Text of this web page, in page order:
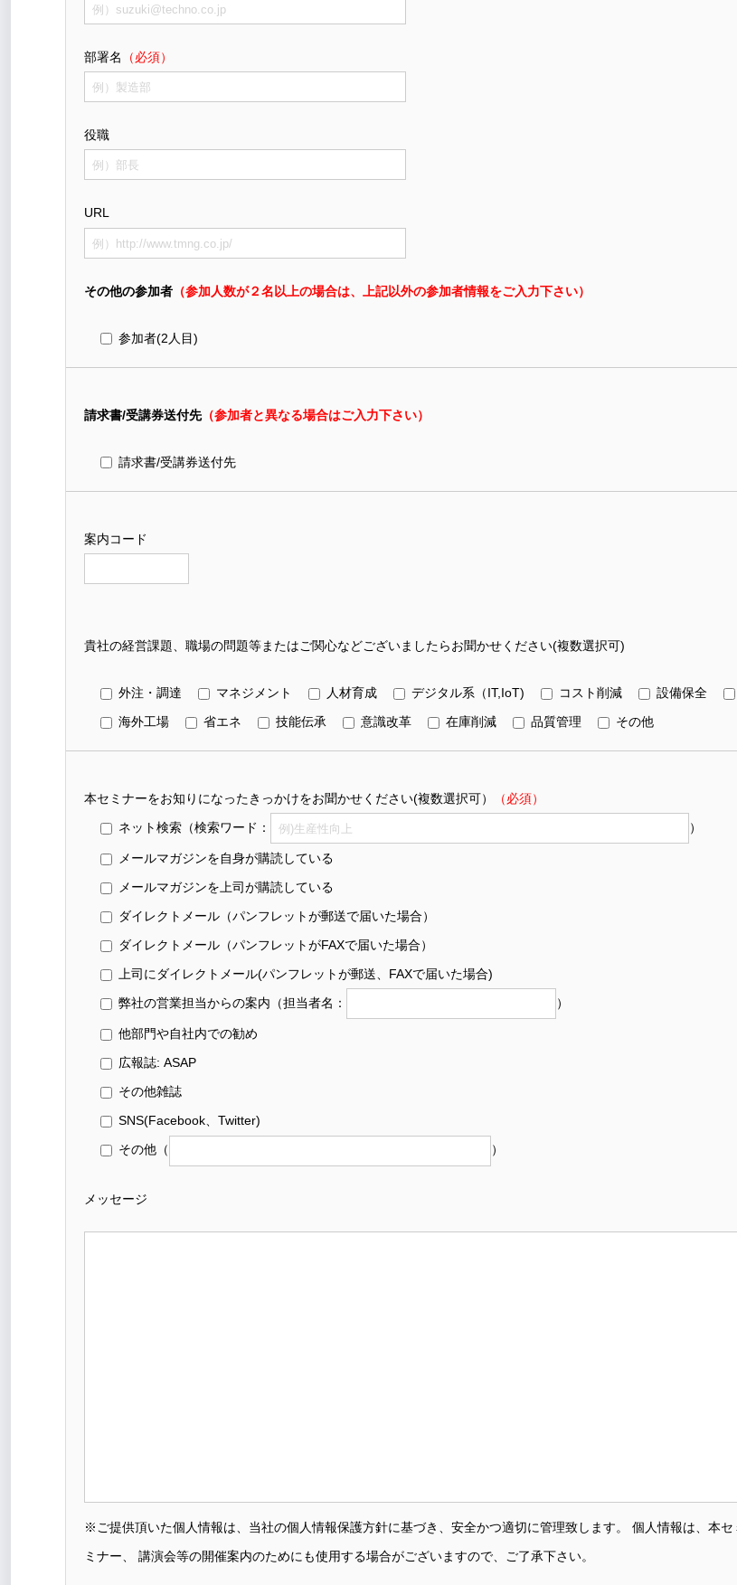
部署名 （必須）
役職
URL
その他の参加者 （参加人数が２名以上の場合は、上記以外の参加者情報をご入力下さい）
参加者(2人目)
請求書/受講券送付先（参加者と異なる場合はご入力下さい）
請求書/受講券送付先
案内コード
貴社の経営課題、職場の問題等またはご関心などございましたらお聞かせください(複数選択可)
外注・調達 マネジメント 人材育成 デジタル系（IT,IoT) コスト削減 設備保全
海外工場
省エネ 技能伝承 意識改革 在庫削減 品質管理 その他
本セミナーをお知りになったきっかけをお聞かせください(複数選択可）
（必須）
ネット検索 （検索ワード： ）
メールマガジンを自身が購読している
メールマガジンを上司が購読している
ダイレクトメール（パンフレットが郵送で届いた場合）
ダイレクトメール（パンフレットがFAXで届いた場合）
上司にダイレクトメール(パンフレットが郵送、FAXで届いた場合)
弊社の営業担当からの案内 （担当者名： ）
他部門や自社内での勧め
広報誌: ASAP
その他雑誌
SNS(Facebook、Twitter)
その他 （ ）
メッセージ
※ご提供頂いた個人情報は、当社の個人情報保護方針に基づき、安全かつ適切に管理致します。 個人情報は、本
ミナー、 講演会等の開催案内のためにも使用する場合がございますので、ご了承下さい。